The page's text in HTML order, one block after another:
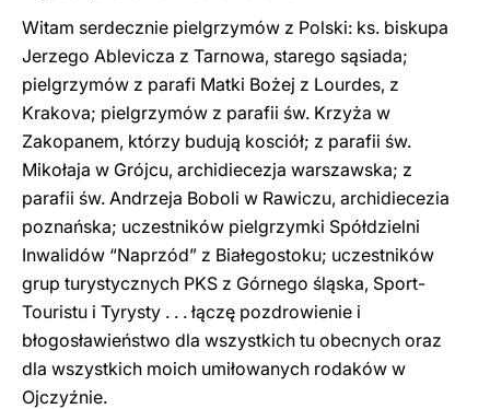
Witam serdecznie pielgrzymów z Polski: ks. biskupa
Jerzego Ablevicza z Tarnowa, starego sąsiada;
pielgrzymów z parafi Matki Bożej z Lourdes, z
Krakova; pielgrzymów z parafii św. Krzyża w
Zakopanem, którzy budują kosciół; z parafii św.
Mikołaja w Grójcu, archidiecezja warszawska; z
parafii św. Andrzeja Boboli w Rawiczu, archidiecezia
poznańska; uczestników pielgrzymki Spółdzielni
Inwalidów “Naprzód” z Białegostoku; uczestników
grup turystycznych PKS z Górnego śląska, Sport-
Touristu i Tyrysty . . . łączę pozdrowienie i
błogosławieństwo dla wszystkich tu obecnych oraz
dla wszystkich moich umiłowanych rodaków w
Ojczyźnie.